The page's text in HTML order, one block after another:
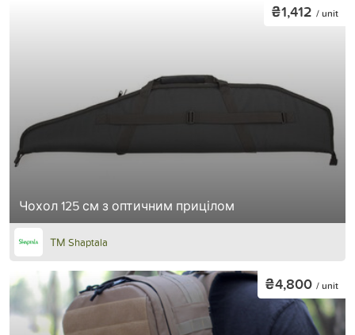
Чохол 125 см з оптичним прицілом
₴1,412 / unit
ТМ Shaptala
₴4,800 / unit